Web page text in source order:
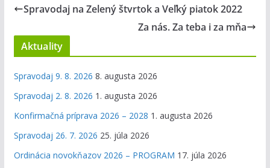
Spravodaj na Zelený štvrtok a Veľký piatok 2022
Za nás. Za teba i za mňa
Aktuality
Spravodaj 9. 8. 2026 8. augusta 2026
Spravodaj 2. 8. 2026 1. augusta 2026
Konfirmačná príprava 2026 – 2028 1. augusta 2026
Spravodaj 26. 7. 2026 25. júla 2026
Ordinácia novokňazov 2026 – PROGRAM 17. júla 2026